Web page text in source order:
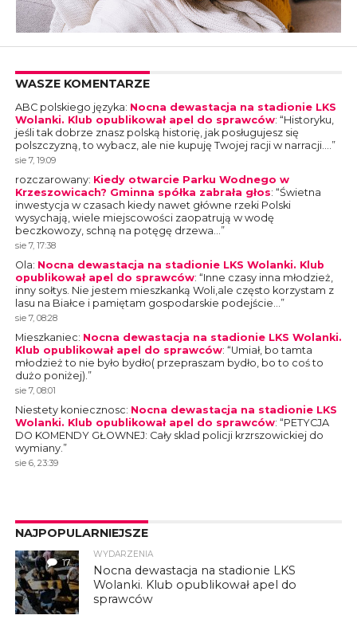
WASZE KOMENTARZE
ABC polskiego języka: Nocna dewastacja na stadionie LKS
Wolanki. Klub opublikował apel do sprawców: “Historyku,
jeśli tak dobrze znasz polską historię, jak posługujesz się
polszczyzną, to wybacz, ale nie kupuję Twojej racji w narracji.… ”
sie 7, 19:09
rozczarowany: Kiedy otwarcie Parku Wodnego w
Krzeszowicach? Gminna spółka zabrała głos: “Świetna
inwestycja w czasach kiedy nawet główne rzeki Polski
wysychają, wiele miejscowości zaopatrują w wodę
beczkowozy, schną na potęgę drzewa… ”
sie 7, 17:38
Ola: Nocna dewastacja na stadionie LKS Wolanki. Klub
opublikował apel do sprawców: “Inne czasy inna młodzież,
inny sołtys. Nie jestem mieszkanką Woli,ale często korzystam z
lasu na Białce i pamiętam gospodarskie podejście… ”
sie 7, 08:28
Mieszkaniec: Nocna dewastacja na stadionie LKS Wolanki.
Klub opublikował apel do sprawców: “Umiał, bo tamta
młodzież to nie było bydło( przepraszam bydło, bo to coś to
dużo poniżej). ”
sie 7, 08:01
Niestety koniecznosc: Nocna dewastacja na stadionie LKS
Wolanki. Klub opublikował apel do sprawców: “PETYCJA
DO KOMENDY GŁOWNEJ: Cały sklad policji krzrszowickiej do
wymiany. ”
sie 6, 23:39
NAJPOPULARNIEJSZE
17
WYDARZENIA
Nocna dewastacja na stadionie LKS
Wolanki. Klub opublikował apel do
sprawców